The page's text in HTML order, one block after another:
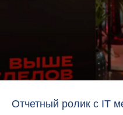
Отчетный ролик с IT